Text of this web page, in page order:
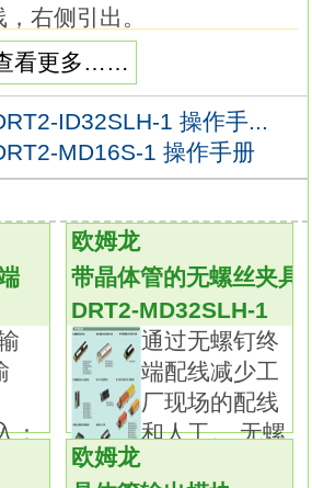
右侧引出。
够进行可靠开关的长行程型
代产品的78%,有利于设备的
MD16S手册。
用方便的长行程规格（OT参
质，导线类型也实现了无
释放钥匙类型：一般型(金
。
类型：DC24V/橙。
磁锁定/机械释放。
测开关＋锁定监控开关)：6
1NO)。
看更多……
ID32SLH-1 操作手...
MD16S-1 操作手册
：
欧姆龙
带晶体管的无螺丝夹具
DRT2-MD32SLH-1
通过无螺钉终
端配线减少工
厂现场的配线
和人工。 无螺
欧姆龙